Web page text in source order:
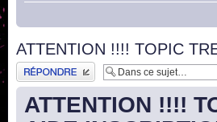
ATTENTION !!!! TOPIC
Publier une réponse
ATTENTION !!!!